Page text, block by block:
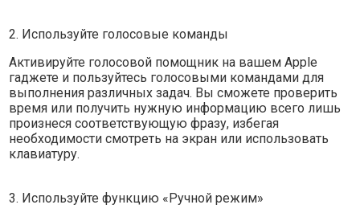
2. Используйте голосовые команды
Активируйте голосовой помощник на вашем Apple
гаджете и пользуйтесь голосовыми командами для
выполнения различных задач. Вы сможете проверить
время или получить нужную информацию всего лишь
произнеся соответствующую фразу, избегая
необходимости смотреть на экран или использовать
клавиатуру.
3. Используйте функцию «Ручной режим»